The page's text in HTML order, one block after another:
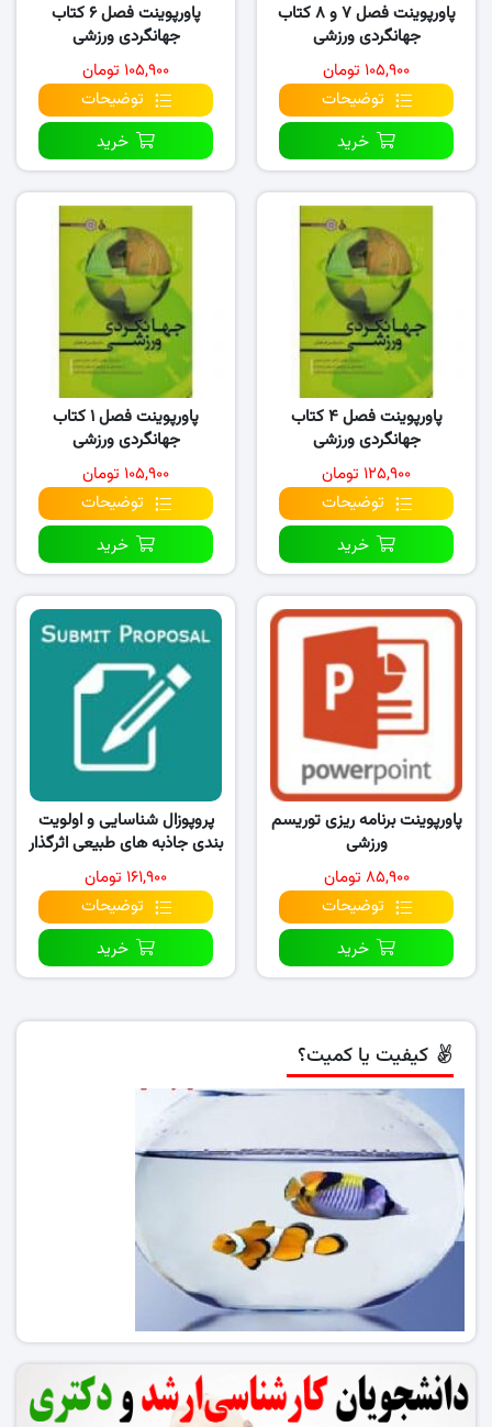
پاورپوینت فصل ۷ و ۸ کتاب
جهانگردی ورزشی
۱۰۵,۹۰۰ تومان
توضیحات
خرید
پاورپوینت فصل ۶ کتاب
جهانگردی ورزشی
۱۰۵,۹۰۰ تومان
توضیحات
خرید
پاورپوینت فصل ۴ کتاب
جهانگردی ورزشی
۱۲۵,۹۰۰ تومان
توضیحات
خرید
پاورپوینت فصل ۱ کتاب
جهانگردی ورزشی
۱۰۵,۹۰۰ تومان
توضیحات
خرید
پاورپوینت برنامه ریزی توریسم
ورزشی
۸۵,۹۰۰ تومان
توضیحات
خرید
پروپوزال شناسایی و اولویت
بندی جاذبه های طبیعی اثرگذار
بر گردشگری
۱۶۱,۹۰۰ تومان
توضیحات
خرید
کیفیت یا کمیت؟